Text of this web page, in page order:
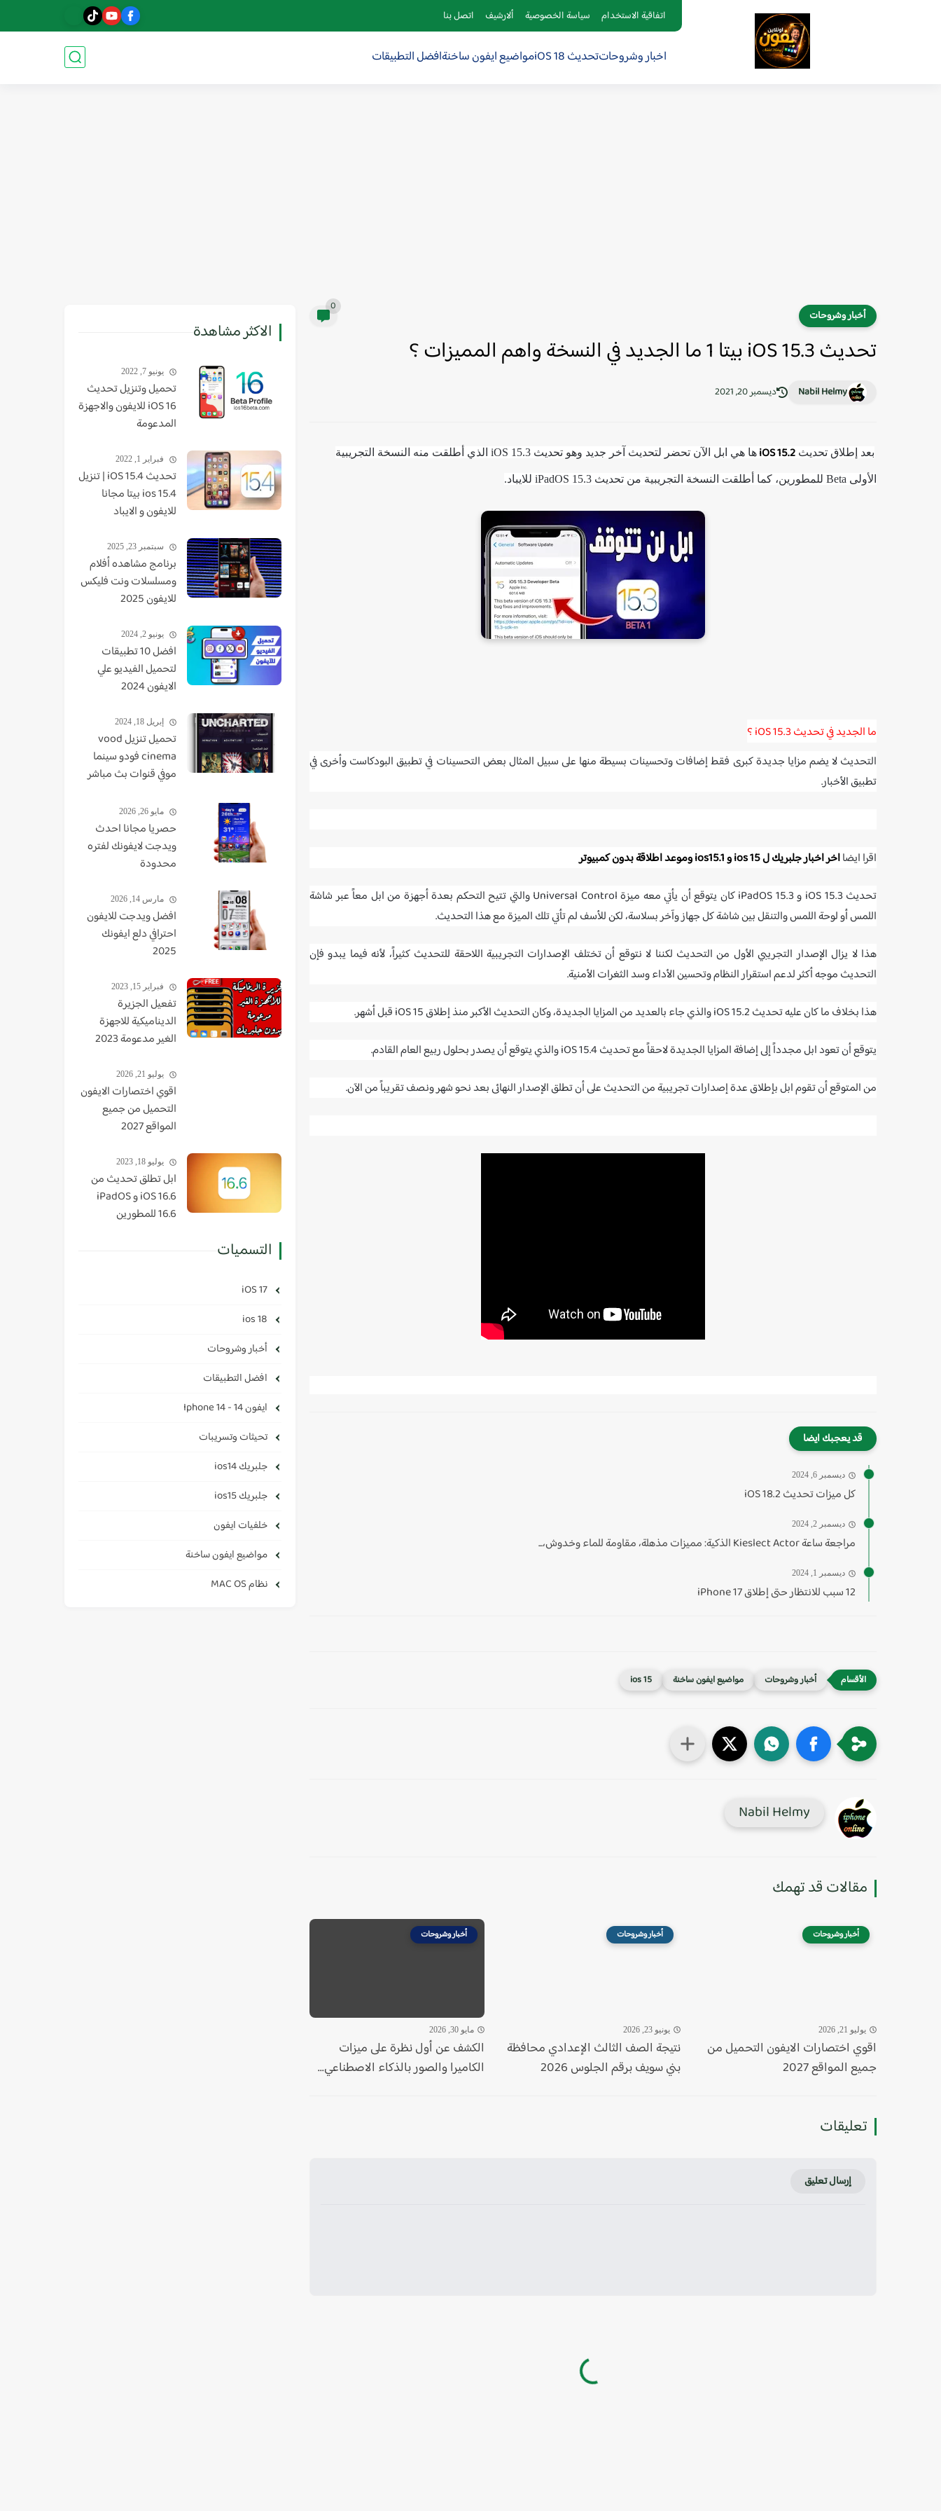
اتفاقية الاستخدام سياسة الخصوصية ألارشيف اتصل بنا
اخبار وشروحاتتحديث iOS 18 مواضيع ايفون ساخنةافضل التطبيقات
أخبار وشروحات
0
تحديث iOS 15.3 بيتا 1 ما الجديد في النسخة واهم المميزات ؟
Nabil Helmy ديسمبر 20, 2021
بعد إطلاق تحديث iOS 15.2 ها هي ابل الآن تحضر لتحديث آخر جديد وهو تحديث iOS 15.3 الذي أطلقت منه النسخة التجريبية
الأولى Beta للمطورين، كما أطلقت النسخة التجريبية من تحديث iPadOS 15.3 للايباد.
ما الجديد في تحديث iOS 15.3 ؟
التحديث لا يضم مزايا جديدة كبرى فقط إضافات وتحسينات بسيطة منها على سبيل المثال بعض التحسينات في تطبيق البودكاست وأخرى في
تطبيق الأخبار.
اقرا ايضااخر اخبار جلبريك ل ios 15 و ios15.1 وموعد اطلاقة بدون كمبيوتر
تحديث iOS 15.3 و iPadOS 15.3 كان يتوقع أن يأتي معه ميزة Universal Control والتي تتيح التحكم بعدة أجهزة من ابل معاً عبر شاشة
اللمس أو لوحة اللمس والتنقل بين شاشة كل جهاز وآخر بسلاسة، لكن للأسف لم تأتي تلك الميزة مع هذا التحديث.
هذا لا يزال الإصدار التجريبي الأول من التحديث لكننا لا نتوقع أن تختلف الإصدارات التجريبية اللاحقة للتحديث كثيراً، لأنه فيما يبدو فإن
التحديث موجه أكثر لدعم استقرار النظام وتحسين الأداء وسد الثغرات الأمنية.
هذا بخلاف ما كان عليه تحديث iOS 15.2 والذي جاء بالعديد من المزايا الجديدة، وكان التحديث الأكبر منذ إطلاق iOS 15 قبل أشهر.
يتوقع أن تعود ابل مجدداً إلى إضافة المزايا الجديدة لاحقاً مع تحديث iOS 15.4 والذي يتوقع أن يصدر بحلول ربيع العام القادم.
من المتوقع أن تقوم ابل بإطلاق عدة إصدارات تجريبية من التحديث على أن تطلق الإصدار النهائى بعد نحو شهر ونصف تقريباً من الآن.
قد يعجبك ايضا
ديسمبر 6, 2024
كل ميزات تحديث iOS 18.2
ديسمبر 2, 2024
مراجعة ساعة Kieslect Actor الذكية: مميزات مذهلة، مقاومة للماء وخدوش،...
ديسمبر 1, 2024
12 سبب للانتظار حتى إطلاق iPhone 17
أخبار وشروحات مواضيع ايفون ساخنة ios 15
Nabil Helmy
مقالات قد تهمك
أخبار وشروحات
يوليو 21, 2026
اقوي اختصارات الايفون التحميل من
جميع المواقع 2027
أخبار وشروحات
يونيو 23, 2026
نتيجة الصف الثالث الإعدادي محافظة
بني سويف برقم الجلوس 2026
أخبار وشروحات
مايو 30, 2026
الكشف عن أول نظرة على ميزات
الكاميرا والصور بالذكاء الاصطناعي...
تعليقات
إرسال تعليق
الاكثر مشاهدة
يونيو 7, 2022
تحميل وتنزيل تحديث
iOS 16 للايفون والاجهزة
المدعومة
فبراير 1, 2022
تحديث iOS 15.4 | تنزيل
ios 15.4 بيتا مجانا
للايفون و الايباد
سبتمبر 23, 2025
برنامج مشاهده أفلام
ومسلسلات ونت فليكس
للايفون 2025
يونيو 2, 2024
افضل 10 تطبيقات
لتحميل الفيديو علي
الايفون 2024
إبريل 18, 2024
تحميل تنزيل vood
cinema فودو سينما
موفي قنوات بث مباشر
مايو 26, 2026
حصريا مجانا احدث
ويدجت لايفونك لفتره
محدودة
مارس 14, 2026
افضل ويدجت للايفون
احترافي دلع ايفونك
2025
فبراير 15, 2023
تفعيل الجزيرة
الديناميكية للاجهزة
الغير مدعومة 2023
يوليو 21, 2026
اقوي اختصارات الايفون
التحميل من جميع
المواقع 2027
يوليو 18, 2023
ابل تطلق تحديث من
iOS 16.6 و iPadOS
16.6 للمطورين
التسميات
iOS 17
أخبار وشروحات
افضل التطبيقات
ايفون 14 - Iphone 14
تحيثات وتسريبات
جلبريك ios14
جلبريك ios15
خلفيات ايفون
مواضيع ايفون ساخنة
نظام MAC OS